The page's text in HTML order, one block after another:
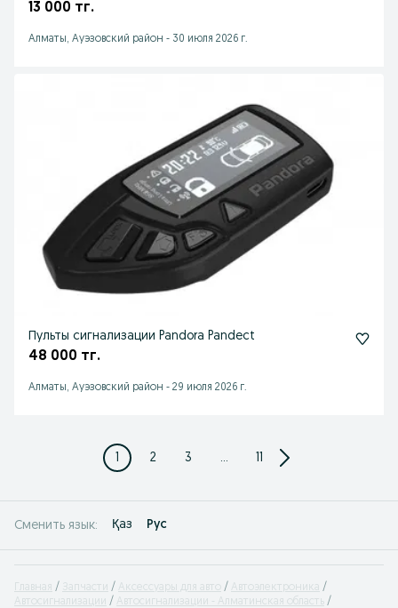
13 000 тг.
Алматы, Ауэзовский район - 30 июля 2026 г.
Пульты сигнализации Pandora Pandect
48 000 тг.
Алматы, Ауэзовский район - 29 июля 2026 г.
1 2 3 ... 11
Сменить язык: Қаз Рус
Главная Запчасти Аксессуары для авто
Автоэлектроника
Автосигнализации
Автосигнализации - Алматинская область